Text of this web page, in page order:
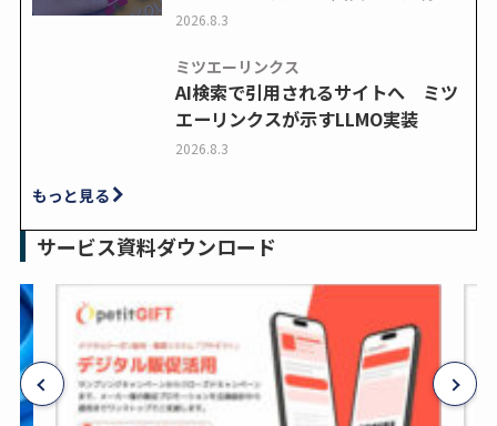
2026.8.3
ミツエーリンクス
AI検索で引用されるサイトへ ミツ
エーリンクスが示すLLMO実装
2026.8.3
もっと見る
サービス資料ダウンロード